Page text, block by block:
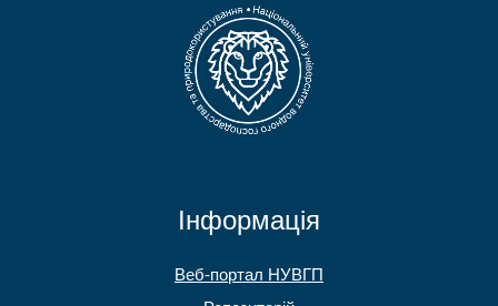
Інформація
Веб-портал НУВГП